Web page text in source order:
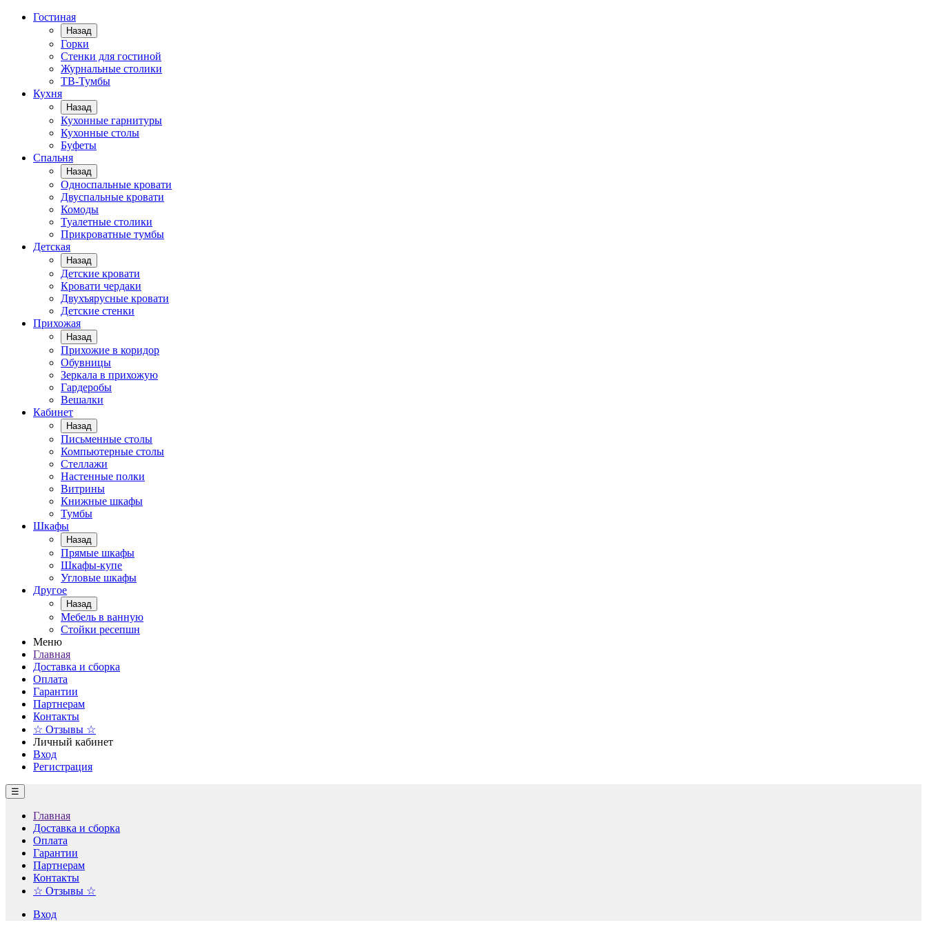
Гостиная
Назад
Горки
Стенки для гостиной
Журнальные столики
TВ-Тумбы
Кухня
Назад
Кухонные гарнитуры
Кухонные столы
Буфеты
Спальня
Назад
Односпальные кровати
Двуспальные кровати
Комоды
Туалетные столики
Прикроватные тумбы
Детская
Назад
Детские кровати
Кровати чердаки
Двухъярусные кровати
Детские стенки
Прихожая
Назад
Прихожие в коридор
Обувницы
Зеркала в прихожую
Гардеробы
Вешалки
Кабинет
Назад
Письменные столы
Компьютерные столы
Стеллажи
Настенные полки
Витрины
Книжные шкафы
Тумбы
Шкафы
Назад
Прямые шкафы
Шкафы-купе
Угловые шкафы
Другое
Назад
Мебель в ванную
Стойки ресепшн
Меню
Главная
Доставка и сборка
Оплата
Гарантии
Партнерам
Контакты
☆ Отзывы ☆
Личный кабинет
Вход
Регистрация
☰
Главная
Доставка и сборка
Оплата
Гарантии
Партнерам
Контакты
☆ Отзывы ☆
Вход